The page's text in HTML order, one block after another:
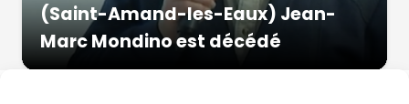
(Saint-Amand-les-Eaux) Jean-
Marc Mondino est décédé